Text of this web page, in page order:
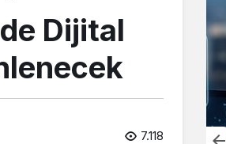
Dijital
7.118